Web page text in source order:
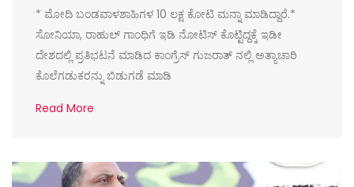
* ಮೋದಿ ಬಂಡವಾಳಶಾಹಿಗಳ 10 ಲಕ್ಷ ಕೋಟಿ ಮನ್ನಾ ಮಾಡಿದ್ದಾರೆ.*
ಸೋನಿಯಾ, ರಾಹುಲ್ ಗಾಂಧಿಗೆ ಇಡಿ ನೋಟಿಸ್ ಕೊಟ್ಟಿದ್ದಕ್ಕೆ ಇಡೀ
ದೇಶದಲ್ಲಿ ಪ್ರತಿಭಟನೆ ಮಾಡಿದ ಕಾಂಗ್ರೆಸ್ ಗುಜರಾತ್ ನಲ್ಲಿ ಅತ್ಯಾಚಾರಿ
ಕೊಲೆಗಡುಕರನ್ನು ಬಿಡುಗಡೆ ಮಾಡಿ
Read More